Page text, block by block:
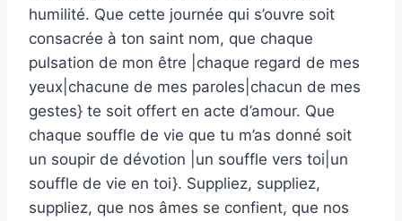
humilité. Que cette journée qui s’ouvre soit
consacrée à ton saint nom, que chaque
pulsation de mon être |chaque regard de mes
yeux|chacune de mes paroles|chacun de mes
gestes} te soit offert en acte d’amour. Que
chaque souffle de vie que tu m’as donné soit
un soupir de dévotion |un souffle vers toi|un
souffle de vie en toi}. Suppliez, suppliez,
suppliez, que nos âmes se confient, que nos